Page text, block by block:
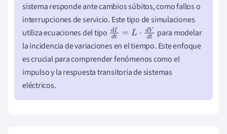
sistema responde ante cambios súbitos, como fallos o
interrupciones de servicio. Este tipo de simulaciones
utiliza ecuaciones del tipo dId =L ⋅d Vdt
para modelar
la incidencia de variaciones en el tiempo. Este enfoque
es crucial para comprender fenómenos como el
impulso y la respuesta transitoria de sistemas
eléctricos.